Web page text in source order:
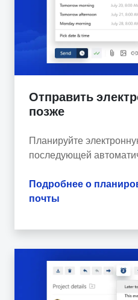
Отправить
позже
Планируйте
последующей
Подробнее о
почты